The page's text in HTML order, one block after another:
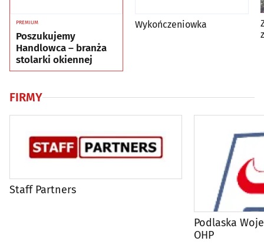
PREMIUM
Poszukujemy
Handlowca – branża
stolarki okiennej
Wykończeniowka
FIRMY
Staff Partners
Podlaska
OHP